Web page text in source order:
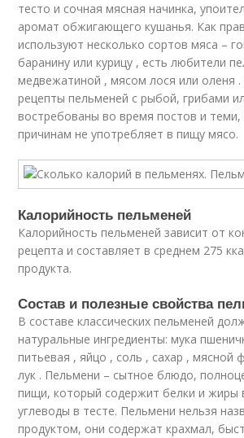
тесто и сочная мясная начинка,
аромат обжигающего кушанья. Как
используют несколько сортов мяса –
баранину или курицу , есть любители
медвежатиной , мясом лося или оленя
рецепты пельменей с рыбой, грибами
востребованы во время постов и
причинам не употребляет в пищу мясо.
Калорийность пельменей
Калорийность пельменей зависит от
рецепта и составляет в среднем 275
продукта.
Состав и полезные свойства
В составе классических пельменей
натуральные ингредиенты: мука
питьевая , яйцо , соль , сахар , мясной
лук . Пельмени – сытное блюдо,
пищи, который содержит белки и жиры
углеводы в тесте. Пельмени нельзя
продуктом, они содержат крахмал,